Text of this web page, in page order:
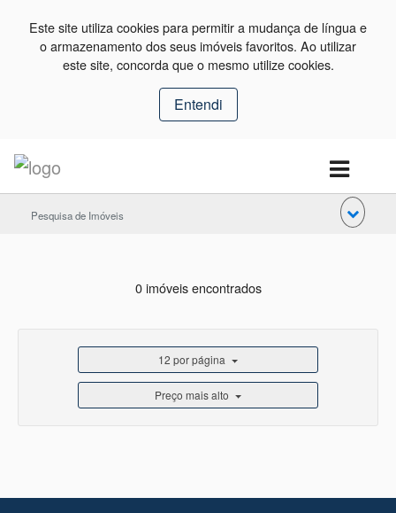
Este site utiliza cookies para permitir a mudança de língua e
o armazenamento dos seus imóveis favoritos. Ao utilizar
este site, concorda que o mesmo utilize cookies.
Entendi
Pesquisa de Imóveis
0 imóveis encontrados
12 por página
Preço mais alto